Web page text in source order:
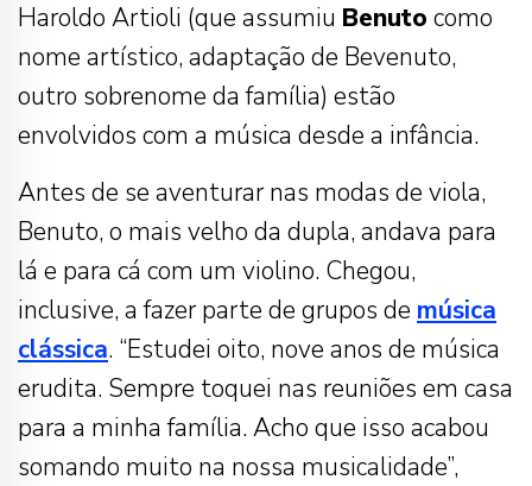
Haroldo Artioli (que assumiu Benuto como
nome artístico, adaptação de Bevenuto,
outro sobrenome da família) estão
envolvidos com a música desde a infância.
Antes de se aventurar nas modas de viola,
Benuto, o mais velho da dupla, andava para
lá e para cá com um violino. Chegou,
inclusive, a fazer parte de grupos de música
clássica. “Estudei oito, nove anos de música
erudita. Sempre toquei nas reuniões em casa
para a minha família. Acho que isso acabou
somando muito na nossa musicalidade”,